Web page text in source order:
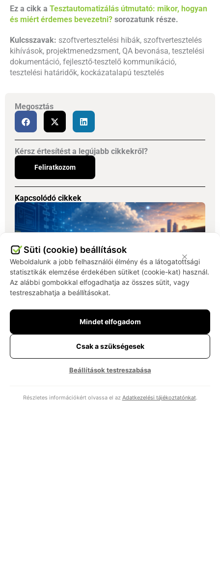
Ez a cikk a Tesztautomatizálás útmutató: mikor, hogyan
és miért érdemes bevezetni? sorozatunk része.
Kulcsszavak: szoftvertesztelési hibák, szoftvertesztelés
kihívások, projektmenedzsment, QA bevonása, tesztelési
dokumentáció, fejlesztő-tesztelő kommunikáció,
tesztelési határidők, kockázatalapú tesztelés
Megosztás
Kérsz értesítést a legújabb cikkekről?
Feliratkozom
Kapcsolódó cikkek
Shift Left már nem elég: merre tart a modern
szoftvertesztelés?
bölcsességként adnak tovább: „tesztelj korán és gyakran”. Ez a
Shift Left szemlélet lényege, és sokáig ez jelentette a modern
minőségbiztosítás csúcsát. A logikája megcáfolhatatlan: minél
éve. Egy modern
Süti (cookie) beállítások
Weboldalunk a jobb felhasználói élmény és a látogatottsági
statisztikák elemzése érdekében sütiket (cookie-kat) használ.
Az alábbi gombokkal elfogadhatja az összes sütit, vagy
testreszabhatja a beállításokat.
Mindet elfogadom
Csak a szükségesek
Beállítások testreszabása
Részletes információkért olvassa el az Adatkezelési tájékoztatónkat.